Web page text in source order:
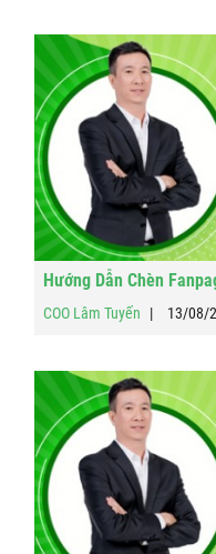
Hướng Dẫn Chèn
COO Lâm Tuyến 13/08/